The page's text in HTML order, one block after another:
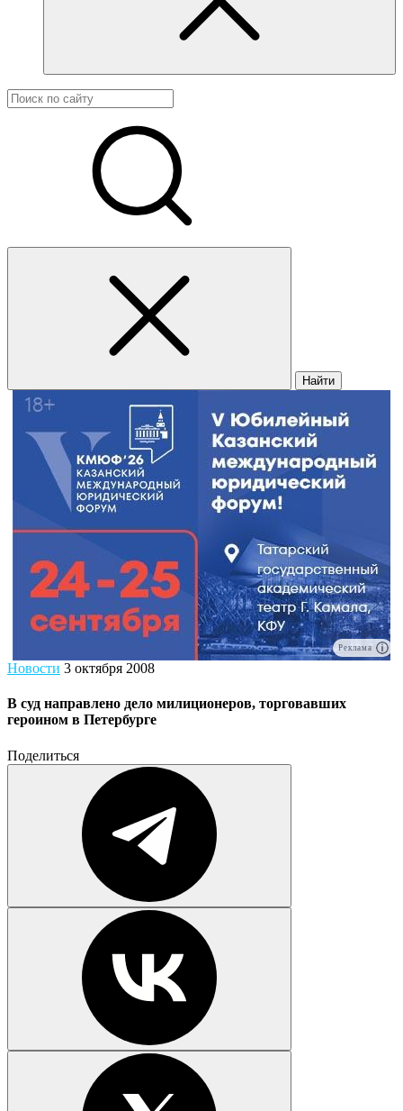
Найти
Реклама
Новости 3 октября 2008
В суд направлено дело милиционеров, торговавших
героином в Петербурге
Поделиться